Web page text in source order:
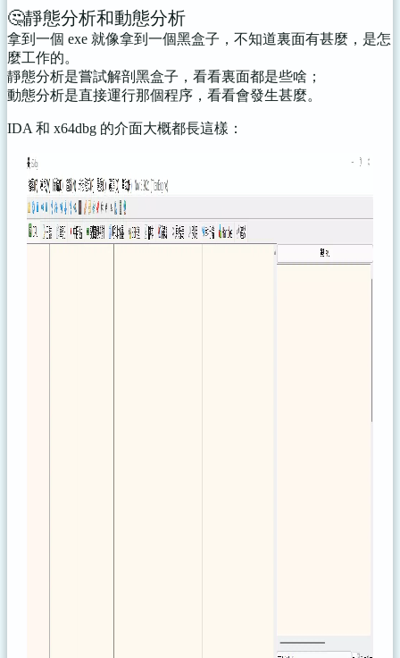
🤔靜態分析和動態分析
拿到一個 exe 就像拿到一個黑盒子，不知道裏面有甚麼，是怎
麼工作的。
靜態分析是嘗試解剖黑盒子，看看裏面都是些啥；
動態分析是直接運行那個程序，看看會發生甚麼。
IDA 和 x64dbg 的介面大概都長這樣：